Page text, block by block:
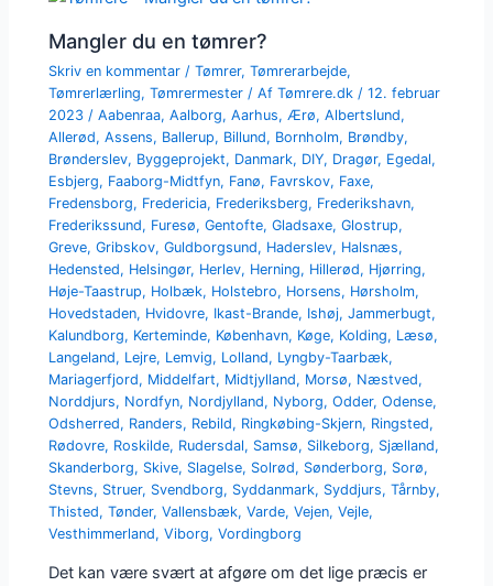
Mangler du en tømrer?
Skriv en kommentar /Tømrer,Tømrerarbejde,
Tømrerlærling,Tømrermester / AfTømrere.dk/12. februar
2023/Aabenraa,Aalborg,Aarhus,Ærø,Albertslund,
Allerød,Assens, Ballerup, Billund, Bornholm, Brøndby,
Brønderslev, Byggeprojekt, Danmark, DIY, Dragør, Egedal,
Esbjerg, Faaborg-Midtfyn, Fanø, Favrskov, Faxe,
Fredensborg, Fredericia, Frederiksberg, Frederikshavn,
Frederikssund, Furesø,Gentofte,Gladsaxe,Glostrup,
Greve,Gribskov,Guldborgsund, Haderslev, Halsnæs,
Hedensted, Helsingør, Herlev, Herning, Hillerød, Hjørring,
Høje-Taastrup, Holbæk, Holstebro, Horsens, Hørsholm,
Hovedstaden, Hvidovre, Ikast-Brande, Ishøj,Jammerbugt,
Kalundborg, Kerteminde, København, Køge, Kolding, Læsø,
Langeland, Lejre, Lemvig, Lolland, Lyngby-Taarbæk,
Mariagerfjord, Middelfart, Midtjylland, Morsø, Næstved,
Norddjurs, Nordfyn, Nordjylland, Nyborg,Odder,Odense,
Odsherred, Randers, Rebild, Ringkøbing-Skjern, Ringsted,
Rødovre, Roskilde, Rudersdal, Samsø, Silkeborg, Sjælland,
Skanderborg, Skive, Slagelse, Solrød, Sønderborg, Sorø,
Stevns, Struer, Svendborg, Syddanmark, Syddjurs,Tårnby,
Thisted,Tønder,Vallensbæk,Varde,Vejen,Vejle,
Vesthimmerland,Viborg,Vordingborg
Det kan være svært at afgøre om det lige præcis er